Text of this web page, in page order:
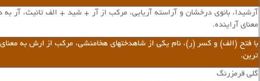
آرشیدا، بانوی درخشان و آراسته آریایی، مرکب از آر + شید + الف تانیث، آر
معنای آراینده.
با فتح (الف) و کسر (ر)، نام یکی از شاهدختهای هخامنشی، مرکب از ارش به
ترین.
گلی قرمزرنگ